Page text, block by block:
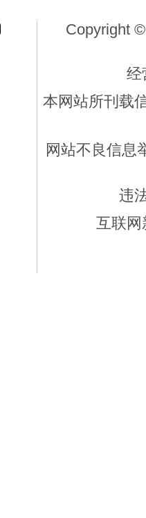
Copyright
经
本网站所刊载
网站不良信息
违
互联网